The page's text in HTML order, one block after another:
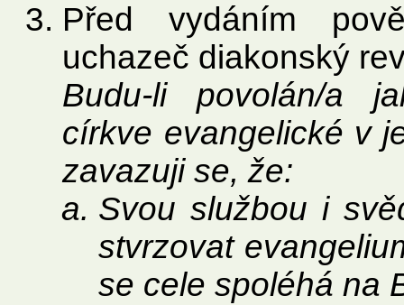
Před vydáním
uchazeč diakonský
Budu­-li povolán/a
církve evangelické v
zavazuji se, že:
Svou službou i
stvrzovat
se cele spoléhá na